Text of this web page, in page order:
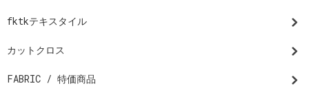
fktkテキスタイル
カットクロス
FABRIC / 特価商品